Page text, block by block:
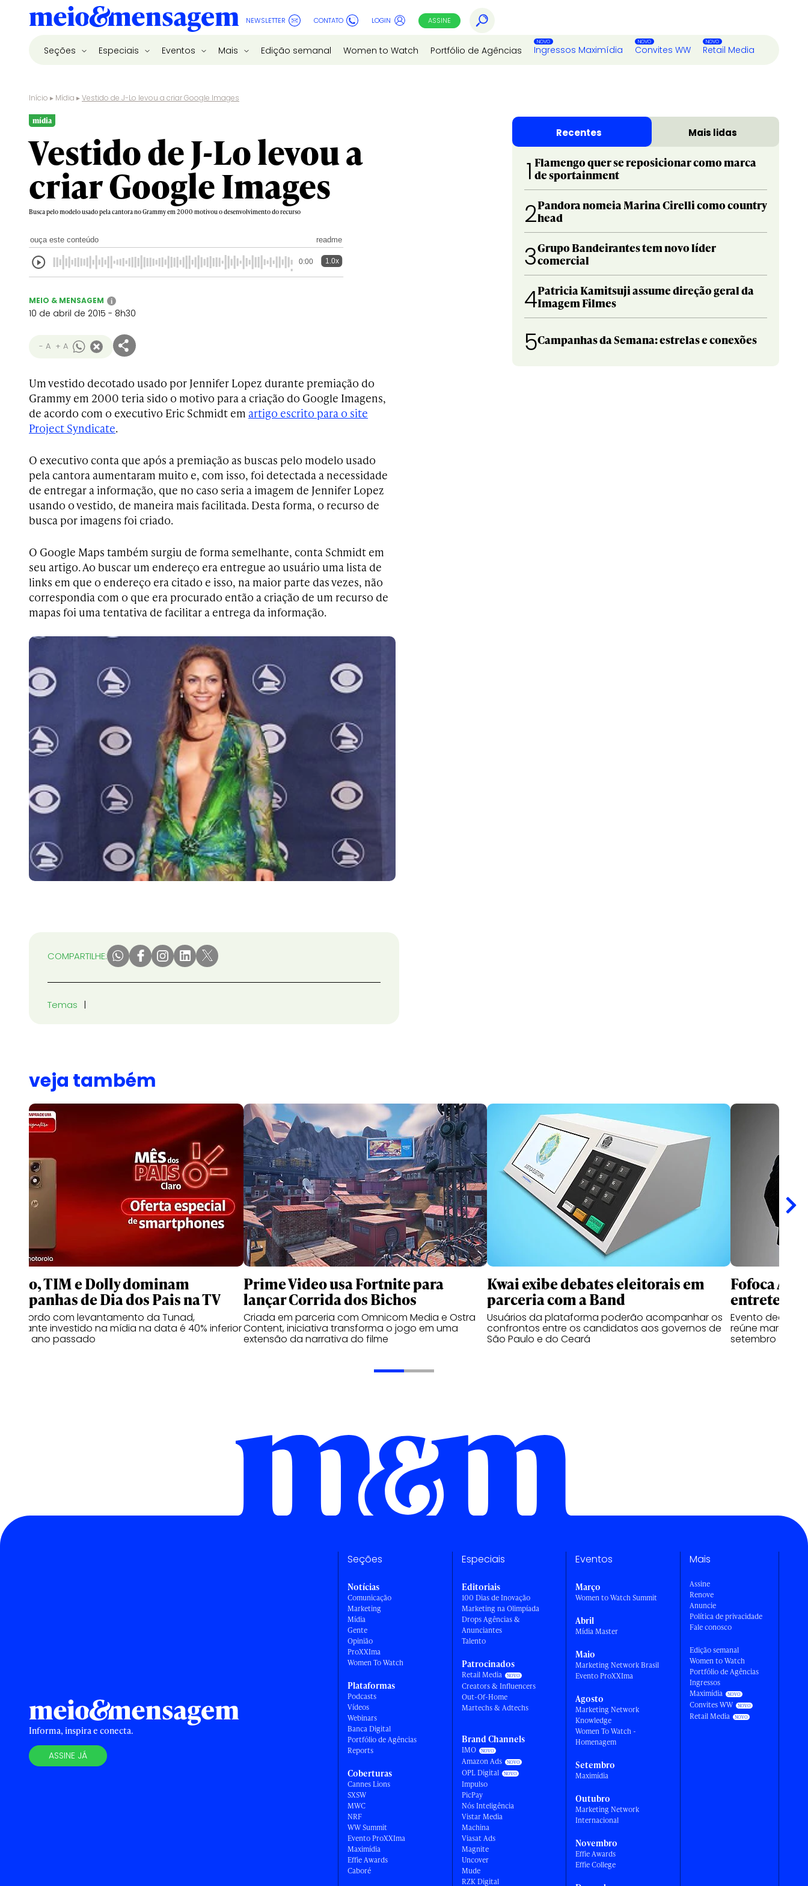
NEWSLETTER CONTATO LOGIN ASSINE
Seções Especiais Eventos Mais Edição semanal Women to Watch Portfólio de Agências Ingressos Maximídia Convites WW Retail Media
Início ▸ Mídia ▸Vestido de J-Lo levou a criar Google Images
mídia
Vestido de J-Lo levou a
criar Google Images
Busca pelo modelo usado pela cantora no Grammy em 2000 motivou o desenvolvimento do recurso
ouça este conteúdo readme
0:00 1.0x
MEIO & MENSAGEM i
10 de abril de 2015 - 8h30
- A + A
Um vestido decotado usado por Jennifer Lopez durante premiação do
Grammy em 2000 teria sido o motivo para a criação do Google Imagens,
de acordo com o executivo Eric Schmidt em artigo escrito para o site
Project Syndicate.
O executivo conta que após a premiação as buscas pelo modelo usado
pela cantora aumentaram muito e, com isso, foi detectada a necessidade
de entregar a informação, que no caso seria a imagem de Jennifer Lopez
usando o vestido, de maneira mais facilitada. Desta forma, o recurso de
busca por imagens foi criado.
O Google Maps também surgiu de forma semelhante, conta Schmidt em
seu artigo. Ao buscar um endereço era entregue ao usuário uma lista de
links em que o endereço era citado e isso, na maior parte das vezes, não
correspondia com o que era procurado então a criação de um recurso de
mapas foi uma tentativa de facilitar a entrega da informação.
COMPARTILHE:
Temas
Recentes Mais lidas
1 Flamengo quer se reposicionar como marca
de sportainment
2Pandora nomeia Marina Cirelli como country
head
3Grupo Bandeirantes tem novo líder
comercial
4Patricia Kamitsuji assume direção geral da
Imagem Filmes
5Campanhas da Semana: estrelas e conexões
veja também
Claro, TIM e Dolly dominam
campanhas de Dia dos Pais na TV
De acordo com levantamento da Tunad,
montante investido na mídia na data é 40% inferior
ao do ano passado
Prime Video usa Fortnite para
lançar Corrida dos Bichos
Criada em parceria com Omnicom Media e Ostra
Content, iniciativa transforma o jogo em uma
extensão da narrativa do filme
Kwai exibe debates eleitorais em
parceria com a Band
Usuários da plataforma poderão acompanhar os
confrontos entre os candidatos aos governos de
São Paulo e do Ceará
Fofoca
Evento
reúne marcas,
setembro
Informa, inspira e conecta.
ASSINE JÁ
Seções
Notícias
Comunicação
Marketing
Mídia
Gente
Opinião
ProXXIma
Women To Watch
Plataformas
Podcasts
Vídeos
Webinars
Banca Digital
Portfólio de Agências
Reports
Coberturas
Cannes Lions
SXSW
MWC
NRF
WW Summit
Evento ProXXIma
Maximídia
Effie Awards
Caboré
Especiais
Editoriais
100 Dias de Inovação
Marketing na Olimpíada
Drops Agências &
Anunciantes
Talento
Patrocinados
Retail Media
Creators & Influencers
Out-Of-Home
Martechs & Adtechs
Brand Channels
IMO
Amazon Ads
OPL Digital
Impulso
PicPay
Nós Inteligência
Vistar Media
Machina
Viasat Ads
Magnite
Uncover
Mude
RZK Digital
Eventos
Março
Women to Watch Summit
Abril
Mídia Master
Maio
Marketing Network Brasil
Evento ProXXIma
Agosto
Marketing Network
Knowledge
Women To Watch -
Homenagem
Setembro
Maximídia
Outubro
Marketing Network
Internacional
Novembro
Effie Awards
Effie College
Mais
Assine
Renove
Anuncie
Política de privacidade
Fale conosco
Edição semanal
Women to Watch
Portfólio de Agências
Ingressos
Maximídia
Convites WW
Retail Media